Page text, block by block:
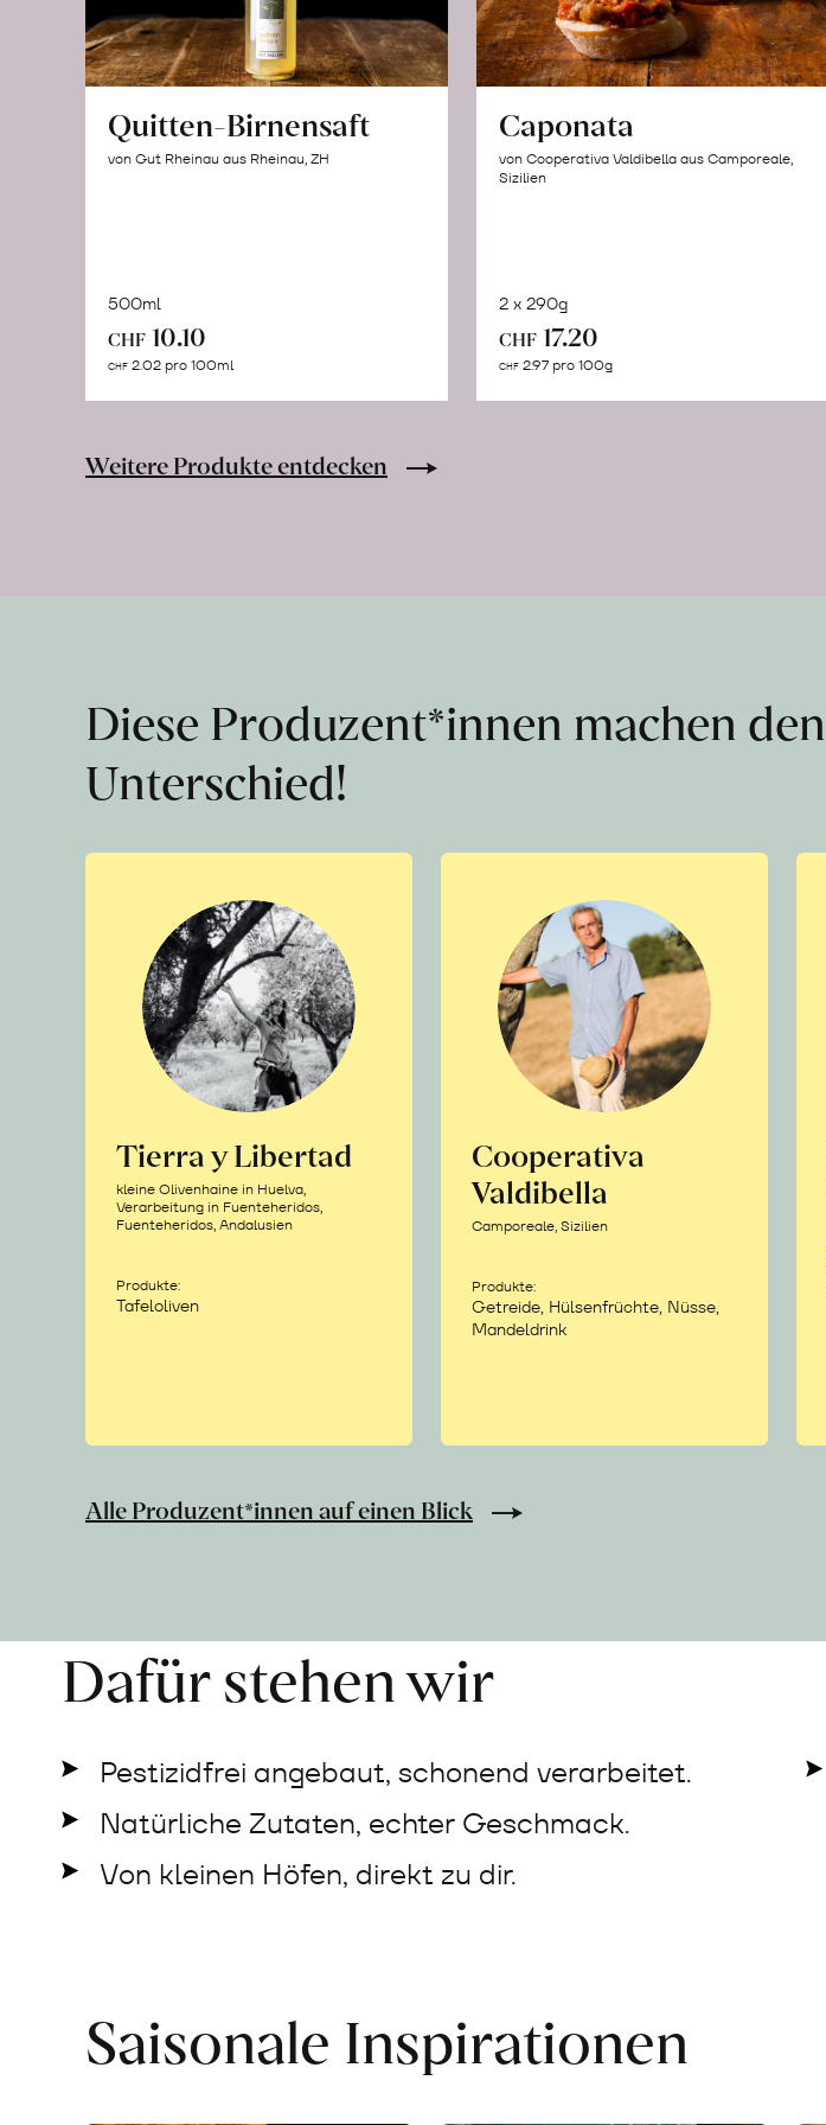
Quitten-Birnensaft
von Gut Rheinau aus Rheinau, ZH
500ml
CHF 10.10
CHF 2.02 pro 100ml
Caponata
von Cooperativa Valdibella aus Camporeale,
Sizilien
2 x 290g
CHF 17.20
CHF 2.97 pro 100g
Weitere Produkte entdecken
Diese Produzent*innen machen den
Unterschied!
Tierra y Libertad
kleine Olivenhaine in Huelva,
Verarbeitung in Fuenteheridos,
Fuenteheridos, Andalusien
Produkte:
Tafeloliven
Cooperativa
Valdibella
Camporeale, Sizilien
Produkte:
Getreide, Hülsenfrüchte, Nüsse,
Mandeldrink
Alle Produzent*innen auf einen Blick
Dafür stehen wir
Pestizidfrei angebaut, schonend verarbeitet.
Natürliche Zutaten, echter Geschmack.
Von kleinen Höfen, direkt zu dir.
Saisonale Inspirationen